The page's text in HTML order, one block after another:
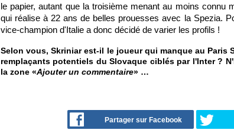
le papier, autant que la troisième menant au moins connu
qui réalise à 22 ans de belles prouesses avec la Spezia.
vice-champion d'Italie a donc décidé de varier les profils !
Selon vous, Skriniar est-il le joueur qui manque au Paris
remplaçants potentiels du Slovaque ciblés par l'Inter ?
la zone «Ajouter un commentaire» …
Partager sur Facebook